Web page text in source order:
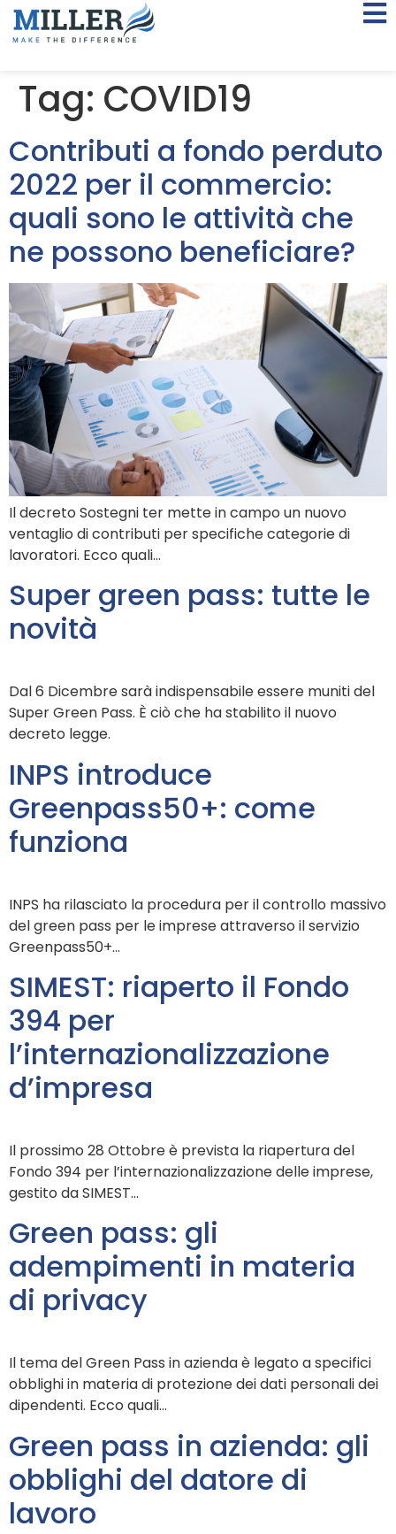
Tag: COVID19
Contributi a fondo perduto
2022 per il commercio:
quali sono le attività che
ne possono beneficiare?
Il decreto Sostegni ter mette in campo un nuovo
ventaglio di contributi per specifiche categorie di
lavoratori. Ecco quali…
Super green pass: tutte le
novità
Dal 6 Dicembre sarà indispensabile essere muniti del
Super Green Pass. È ciò che ha stabilito il nuovo
decreto legge.
INPS introduce
Greenpass50+: come
funziona
INPS ha rilasciato la procedura per il controllo massivo
del green pass per le imprese attraverso il servizio
Greenpass50+…
SIMEST: riaperto il Fondo
394 per
l’internazionalizzazione
d’impresa
Il prossimo 28 Ottobre è prevista la riapertura del
Fondo 394 per l’internazionalizzazione delle imprese,
gestito da SIMEST…
Green pass: gli
adempimenti in materia
di privacy
Il tema del Green Pass in azienda è legato a specifici
obblighi in materia di protezione dei dati personali dei
dipendenti. Ecco quali…
Green pass in azienda: gli
obblighi del datore di
lavoro